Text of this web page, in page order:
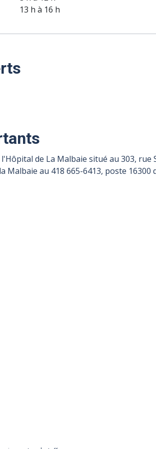
13 h à 16 h
de La Malbaie situé au 303,
Malbaie au 418 665-6413, poste 16300